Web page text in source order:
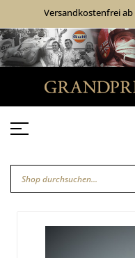
Versandkostenfrei ab